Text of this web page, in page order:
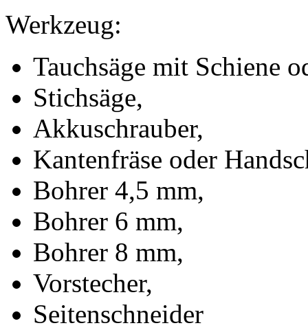
Werkzeug:
Tauchsäge mit Schiene
Stichsäge,
Akkuschrauber,
Kantenfräse oder
Bohrer 4,5 mm,
Bohrer 6 mm,
Bohrer 8 mm,
Vorstecher,
Seitenschneider